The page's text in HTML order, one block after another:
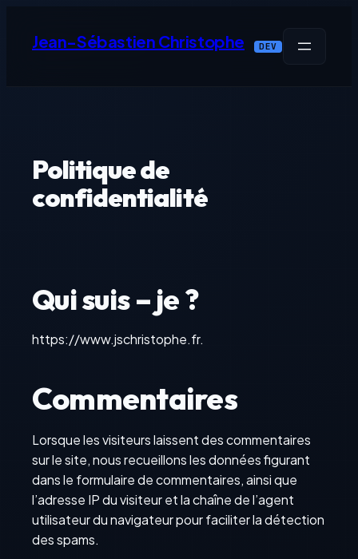
contenu
Jean-Sébastien Christophe DEV
Politique de
confidentialité
Qui suis – je ?
https://www.jschristophe.fr.
Commentaires
Lorsque les visiteurs laissent des commentaires
sur le site, nous recueillons les données figurant
dans le formulaire de commentaires, ainsi que
l’adresse IP du visiteur et la chaîne de l’agent
utilisateur du navigateur pour faciliter la détection
des spams.